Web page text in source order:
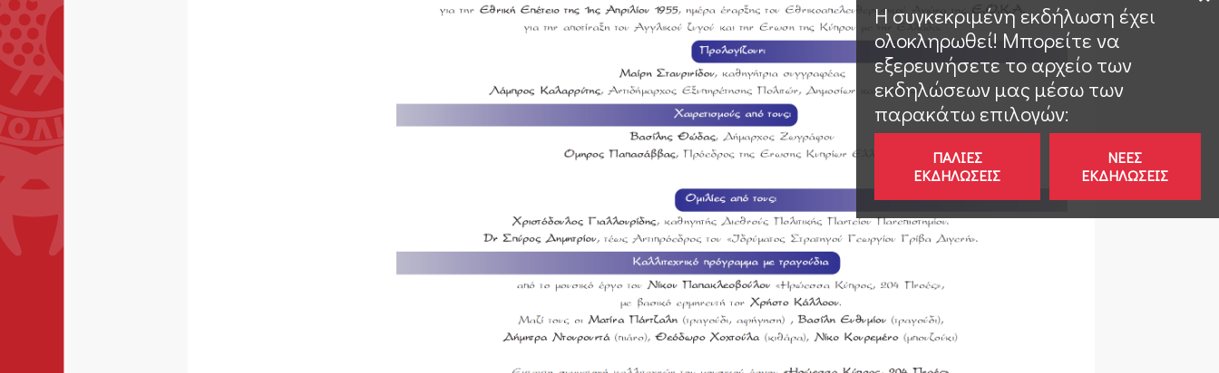
Η συγκεκριμένη εκδήλωση έχει
ολοκληρωθεί! Μπορείτε να
εξερευνήσετε το αρχείο των
εκδηλώσεων μας μέσω των
παρακάτω επιλογών:
ΠΑΛΙΈΣ
ΕΚΔΗΛΏΣΕΙΣ
ΝΈΕΣ
ΕΚΔΗΛΏΣΕΙΣ